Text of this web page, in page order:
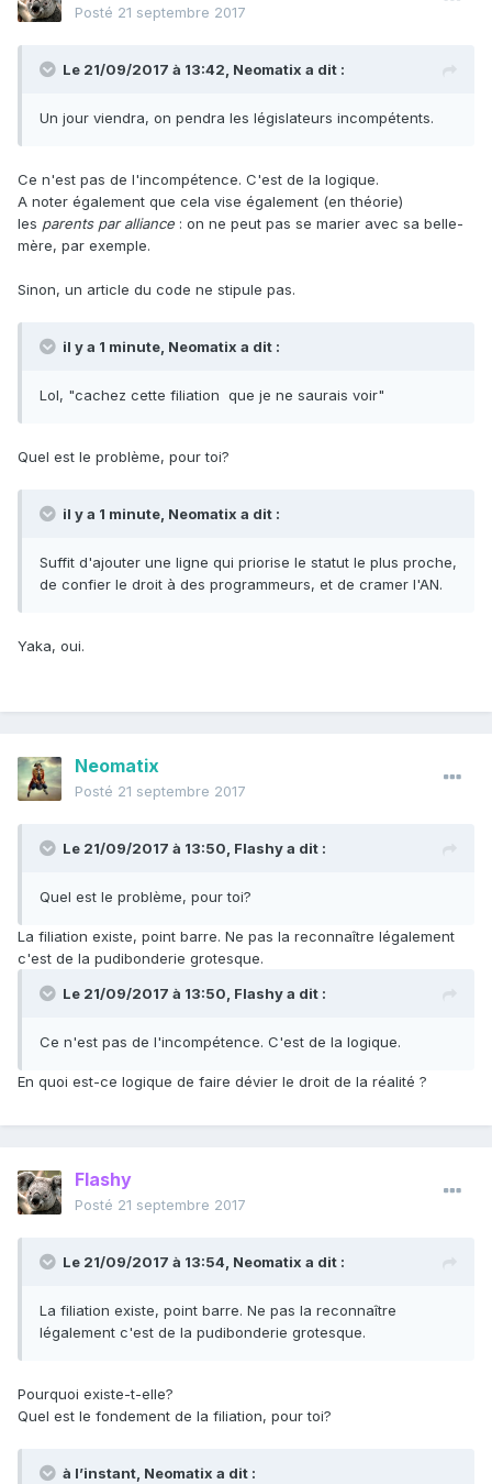
Posté 21 septembre 2017
Le 21/09/2017 à 13:42, Neomatix a dit :
Un jour viendra, on pendra les législateurs incompétents.
Ce n'est pas de l'incompétence. C'est de la logique.
A noter également que cela vise également (en théorie)
les parents par alliance : on ne peut pas se marier avec sa belle-
mère, par exemple.
Sinon, un article du code ne stipule pas.
il y a 1 minute, Neomatix a dit :
Lol, "cachez cette filiation que je ne saurais voir"
Quel est le problème, pour toi?
il y a 1 minute, Neomatix a dit :
Suffit d'ajouter une ligne qui priorise le statut le plus proche,
de confier le droit à des programmeurs, et de cramer l'AN.
Yaka, oui.
Neomatix
Posté 21 septembre 2017
Le 21/09/2017 à 13:50, Flashya dit :
Quel est le problème, pour toi?
La filiation existe, point barre. Ne pas la reconnaître légalement
c'est de la pudibonderie grotesque.
Le 21/09/2017 à 13:50, Flashya dit :
Ce n'est pas de l'incompétence. C'est de la logique.
En quoi est-ce logique de faire dévier le droit de la réalité ?
Flashy
Posté 21 septembre 2017
Le 21/09/2017 à 13:54, Neomatix a dit :
La filiation existe, point barre. Ne pas la reconnaître
légalement c'est de la pudibonderie grotesque.
Pourquoi existe-t-elle?
Quel est le fondement de la filiation, pour toi?
à l’instant, Neomatix a dit :